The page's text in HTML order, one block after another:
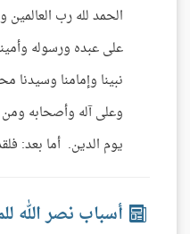
الحمد لله رب العالمين
على عبده ورسوله
نبينا وإمامنا وسيدنا
وعلى آله وأصحابه
يوم الدين. أما بعد:
أسباب نصر الله